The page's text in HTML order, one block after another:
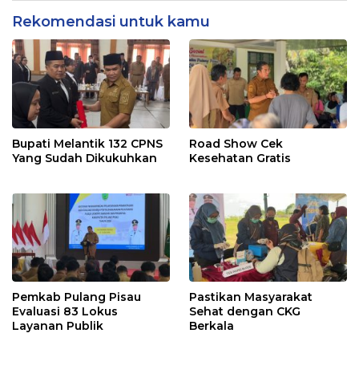
Rekomendasi untuk kamu
Bupati Melantik 132 CPNS
Yang Sudah Dikukuhkan
Road Show Cek
Kesehatan Gratis
Pemkab Pulang Pisau
Evaluasi 83 Lokus
Layanan Publik
Pastikan Masyarakat
Sehat dengan CKG
Berkala